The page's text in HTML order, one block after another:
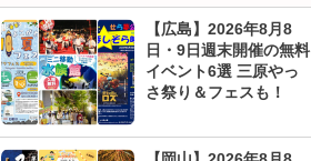
【広島】2026年8月8
日・9日週末開催の無料
イベント6選 三原やっ
さ祭り＆フェスも！